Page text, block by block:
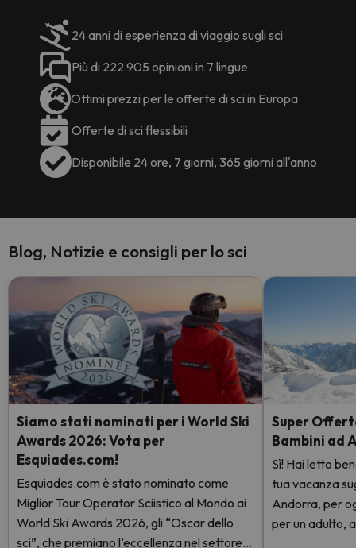
24 anni di esperienza di viaggio sugli sci
Più di 222.905 opinioni in 7 lingue
Ottimi prezzi per le offerte di sci in Europa
Offerte di sci flessibili
Disponibile 24 ore, 7 giorni, 365 giorni all'anno
Blog, Notizie e consigli per lo sci
Siamo stati nominati per i World Ski
Awards 2026: Vota per
Esquiades.com!
Esquiades.com è stato nominato come
Miglior Tour Operator Sciistico al Mondo ai
World Ski Awards 2026, gli “Oscar dello
sci”, che premiano l’eccellenza nel settore
Super
Bambini ad
Sì! Hai letto
tua vacanza
Andorra, per
per un adulto,